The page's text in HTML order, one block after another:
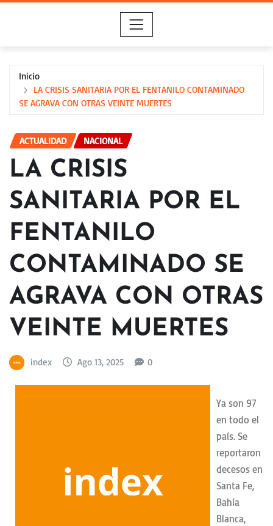
Inicio
LA CRISIS SANITARIA POR EL FENTANILO CONTAMINADO
SE AGRAVA CON OTRAS VEINTE MUERTES
ACTUALIDAD NACIONAL
LA CRISIS
SANITARIA POR EL
FENTANILO
CONTAMINADO SE
AGRAVA CON OTRAS
VEINTE MUERTES
index Ago 13, 2025 0
Ya son 97
en todo el
país. Se
reportaron
decesos en
Santa Fe,
Bahía
Blanca,